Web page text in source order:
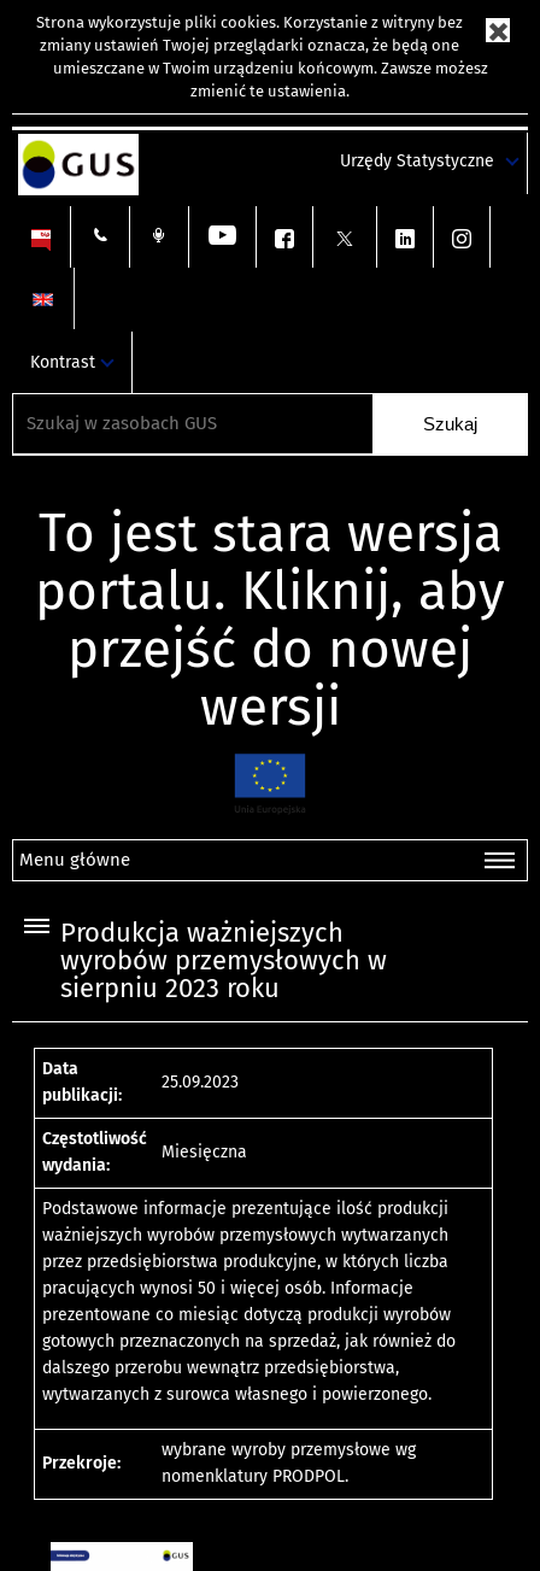
Strona wykorzystuje pliki cookies. Korzystanie z witryny bez
zmiany ustawień Twojej przeglądarki oznacza, że będą one
umieszczane w Twoim urządzeniu końcowym. Zawsze możesz
zmienić te ustawienia.
Urzędy Statystyczne
Kontrast
To jest stara wersja
portalu. Kliknij, aby
przejść do nowej
wersji
Menu główne
Produkcja ważniejszych
wyrobów przemysłowych w
sierpniu 2023 roku
Data
publikacji:
25.09.2023
Częstotliwość
wydania:
Miesięczna
Podstawowe informacje prezentujące ilość produkcji
ważniejszych wyrobów przemysłowych wytwarzanych
przez przedsiębiorstwa produkcyjne, w których liczba
pracujących wynosi 50 i więcej osób. Informacje
prezentowane co miesiąc dotyczą produkcji wyrobów
gotowych przeznaczonych na sprzedaż, jak również do
dalszego przerobu wewnątrz przedsiębiorstwa,
wytwarzanych z surowca własnego i powierzonego.
Przekroje:
wybrane wyroby przemysłowe wg
nomenklatury PRODPOL.